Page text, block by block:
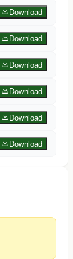
Download
Download
Download
Download
Download
Download